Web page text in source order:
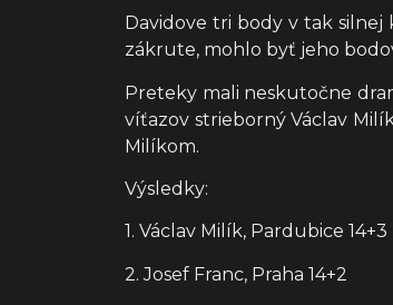
Davidove tri body v tak
zákrute, mohlo byť jeho
Preteky mali neskutočne
víťazov strieborný Václav
Milíkom.
Výsledky:
1. Václav Milík, Pardubice 14+3
2. Josef Franc, Praha 14+2